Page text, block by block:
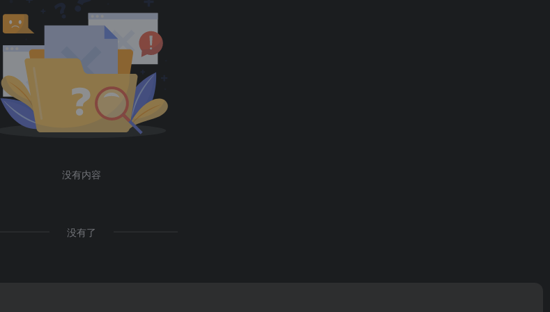
没有内容
没有了